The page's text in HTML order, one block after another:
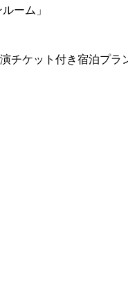
ーム」
チケット付き宿泊プラ